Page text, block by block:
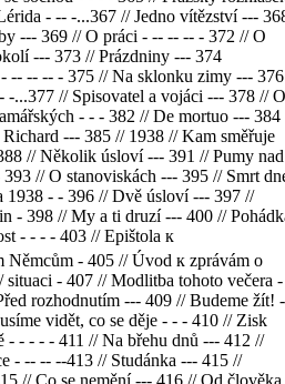
- -- -...367 // Jedno vítězství ---
--- 369 // O práci - -- -- -- - 372 // O
--- 373 // Prázdniny --- 374
-- -- -- - 375 // Na sklonku zimy --- 376
-...377 // Spisovatel a vojáci --- 378 // O
- - - 382 // De mortuo --- 384
--- 385 // 1938 // Kam směřuje
// Několik úsloví --- 391 // Pumy nad
393 // O stanoviskách --- 395 // Smrt
1938 - - 396 // Dvě úsloví --- 397 //
- 398 // My a ti druzí --- 400 //
- - - - 403 // Epištola к
Němcům - 405 // Úvod к zprávám o
situaci - 407 // Modlitba tohoto večera -
rozhodnutím --- 409 // Budeme žít!
vidět, co se děje - - - 410 // Zisk
- - - - - 411 // Na břehu dnů --- 412 //
- -- -- --413 // Studánka --- 415 //
// Co se nemění --- 416 // Od člověka